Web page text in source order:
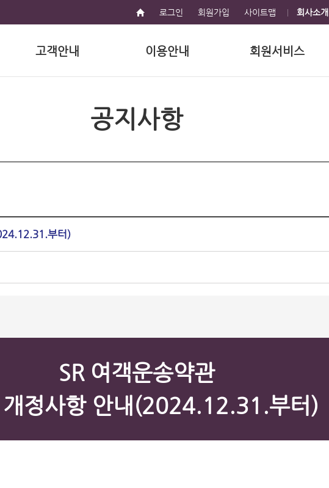
로그인 회원가입 사이트맵 회사소개
고객안내 이용안내 회원서비스
공지사항
부터)
SR 여객운송약관
정사항 안내(2024.12.31.부터)